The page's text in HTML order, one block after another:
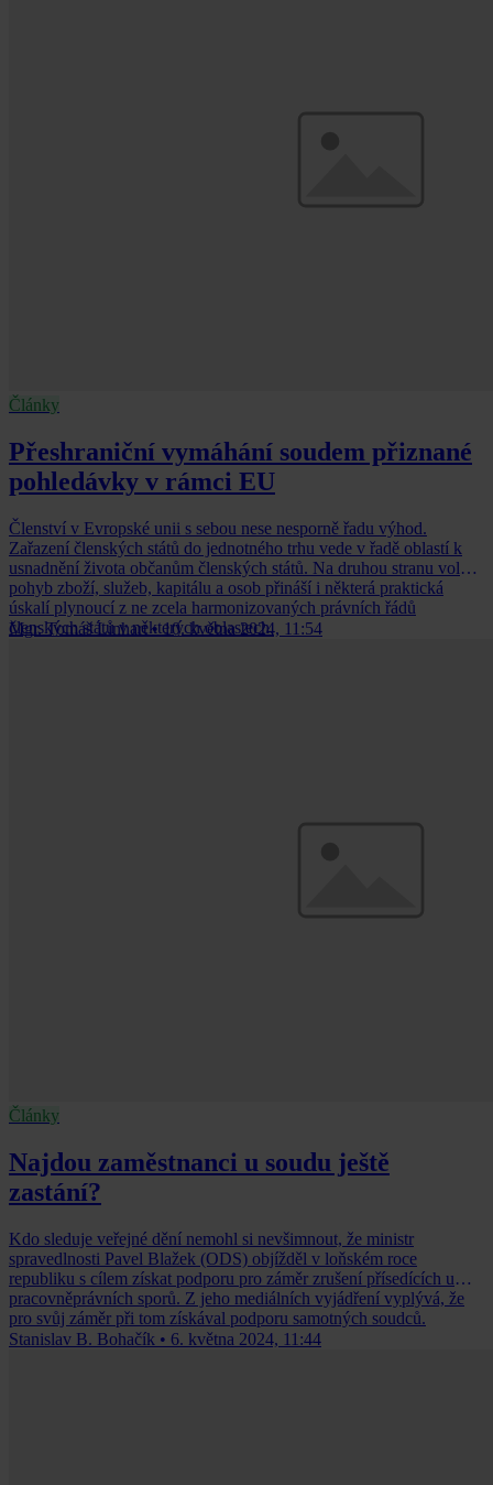
Články
Přeshraniční vymáhání soudem přiznané
pohledávky v rámci EU
Členství v Evropské unii s sebou nese nesporně řadu výhod.
Zařazení členských států do jednotného trhu vede v řadě oblastí k
usnadnění života občanům členských států. Na druhou stranu volný
pohyb zboží, služeb, kapitálu a osob přináší i některá praktická
úskalí plynoucí z ne zcela harmonizovaných právních řádů
členských států v některých oblastech.
Mgr. Tomáš Linhart • 10. května 2024, 11:54
Články
Najdou zaměstnanci u soudu ještě
zastání?
Kdo sleduje veřejné dění nemohl si nevšimnout, že ministr
spravedlnosti Pavel Blažek (ODS) objížděl v loňském roce
republiku s cílem získat podporu pro záměr zrušení přísedících u
pracovněprávních sporů. Z jeho mediálních vyjádření vyplývá, že
pro svůj záměr při tom získával podporu samotných soudců.
Stanislav B. Bohačík • 6. května 2024, 11:44